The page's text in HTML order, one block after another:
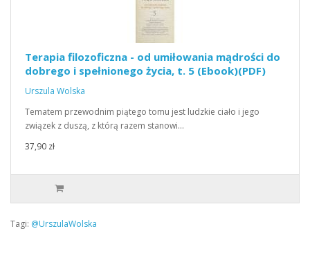
Terapia filozoficzna - od umiłowania mądrości do
dobrego i spełnionego życia, t. 5 (Ebook)(PDF)
Urszula Wolska
Tematem przewodnim piątego tomu jest ludzkie ciało i jego
związek z duszą, z którą razem stanowi…
37,90 zł
Tagi: @UrszulaWolska